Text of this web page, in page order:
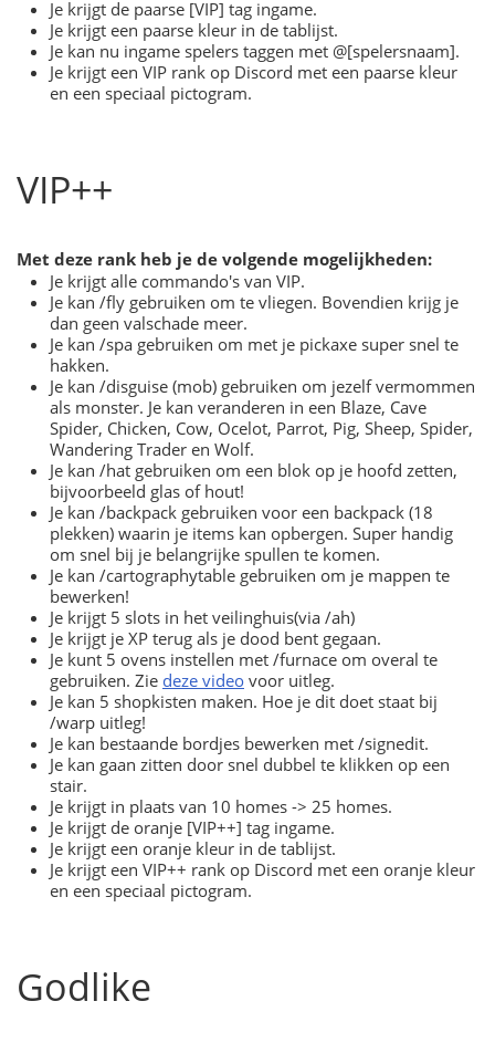
Je krijgt de paarse [VIP] tag ingame.
Je krijgt een paarse kleur in de tablijst.
Je kan nu ingame spelers taggen met @[spelersnaam].
Je krijgt een VIP rank op Discord met een paarse kleur
en een speciaal pictogram.
VIP++
Met deze rank heb je de volgende mogelijkheden:
Je krijgt alle commando's van VIP.
Je kan /fly gebruiken om te vliegen. Bovendien krijg je
dan geen valschade meer.
Je kan /spa gebruiken om met je pickaxe super snel te
hakken.
Je kan /disguise (mob) gebruiken om jezelf vermommen
als monster. Je kan veranderen in een Blaze, Cave
Spider, Chicken, Cow, Ocelot, Parrot, Pig, Sheep, Spider,
Wandering Trader en Wolf.
Je kan /hat gebruiken om een blok op je hoofd zetten,
bijvoorbeeld glas of hout!
Je kan /backpack gebruiken voor een backpack (18
plekken) waarin je items kan opbergen. Super handig
om snel bij je belangrijke spullen te komen.
Je kan /cartographytable gebruiken om je mappen te
bewerken!
Je krijgt 5 slots in het veilinghuis(via /ah)
Je krijgt je XP terug als je dood bent gegaan.
Je kunt 5 ovens instellen met /furnace om overal te
gebruiken. Zie deze video voor uitleg.
Je kan 5 shopkisten maken. Hoe je dit doet staat bij
/warp uitleg!
Je kan bestaande bordjes bewerken met /signedit.
Je kan gaan zitten door snel dubbel te klikken op een
stair.
Je krijgt in plaats van 10 homes -> 25 homes.
Je krijgt de oranje [VIP++] tag ingame.
Je krijgt een oranje kleur in de tablijst.
Je krijgt een VIP++ rank op Discord met een oranje kleur
en een speciaal pictogram.
Godlike